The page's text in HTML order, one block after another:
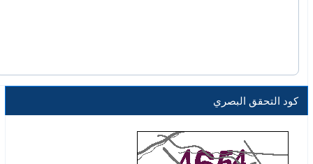
كود التحقق البصري